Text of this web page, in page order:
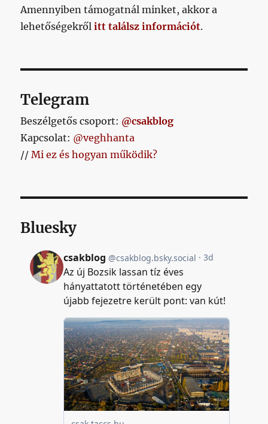
Amennyiben támogatnál minket, akkor a
lehetőségekrőlitt találsz információt.
Telegram
Beszélgetős csoport: @csakblog
Kapcsolat: @veghhanta
//Mi ez és hogyan működik?
Bluesky